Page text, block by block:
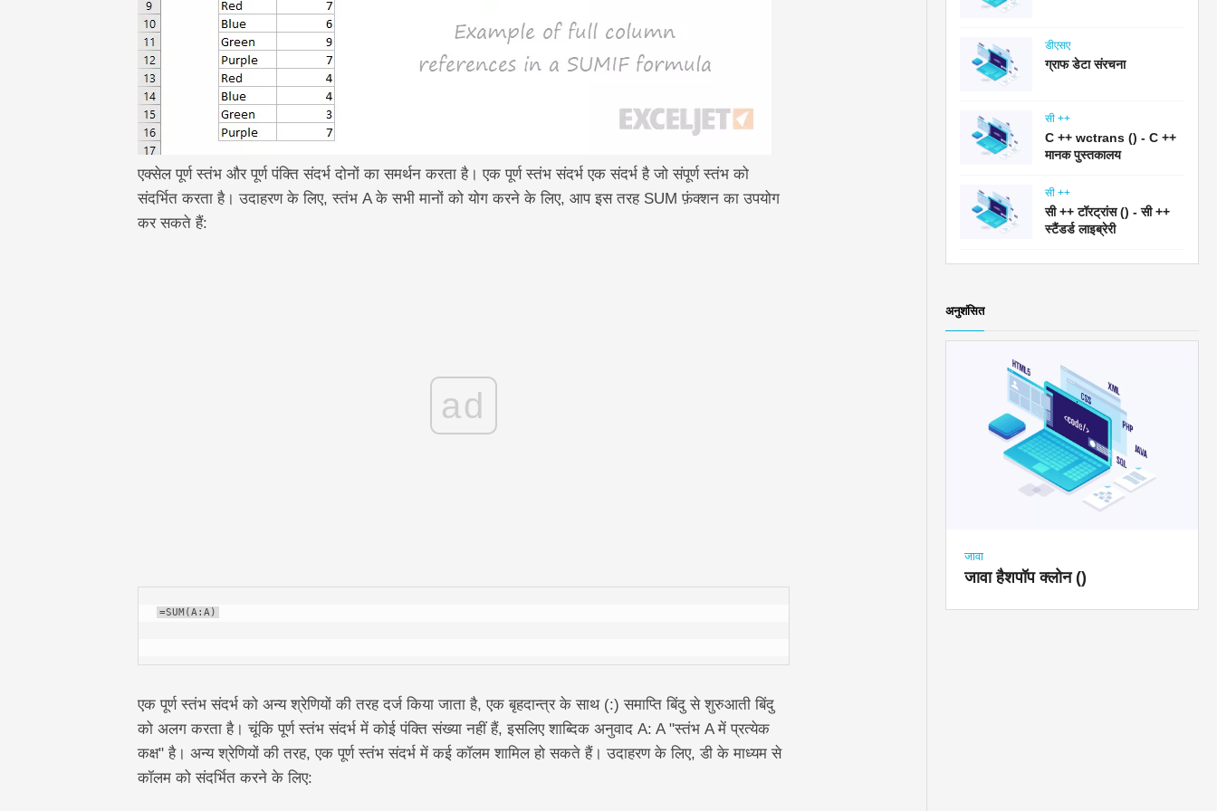
एक्सेल पूर्ण स्तंभ और पूर्ण पंक्ति संदर्भ दोनों का समर्थन करता है। एक पूर्ण स्तंभ संदर्भ एक संदर्भ है जो संपूर्ण स्तंभ को
संदर्भित करता है। उदाहरण के लिए, स्तंभ A के सभी मानों को योग करने के लिए, आप इस तरह SUM फ़ंक्शन का उपयोग
कर सकते हैं:
ad
=SUM(A:A)
एक पूर्ण स्तंभ संदर्भ को अन्य श्रेणियों की तरह दर्ज किया जाता है, एक बृहदान्त्र के साथ (:) समाप्ति बिंदु से शुरुआती बिंदु
को अलग करता है। चूंकि पूर्ण स्तंभ संदर्भ में कोई पंक्ति संख्या नहीं हैं, इसलिए शाब्दिक अनुवाद A: A "स्तंभ A में प्रत्येक
कक्ष" है। अन्य श्रेणियों की तरह, एक पूर्ण स्तंभ संदर्भ में कई कॉलम शामिल हो सकते हैं। उदाहरण के लिए, डी के माध्यम से
कॉलम को संदर्भित करने के लिए:
डीएसए
ग्राफ डेटा संरचना
सी ++
C ++ wctrans () - C ++
मानक पुस्तकालय
सी ++
सी ++ टॉरट्रांस () - सी ++
स्टैंडर्ड लाइब्रेरी
अनुशंसित
जावा
जावा हैशपॉप क्लोन ()